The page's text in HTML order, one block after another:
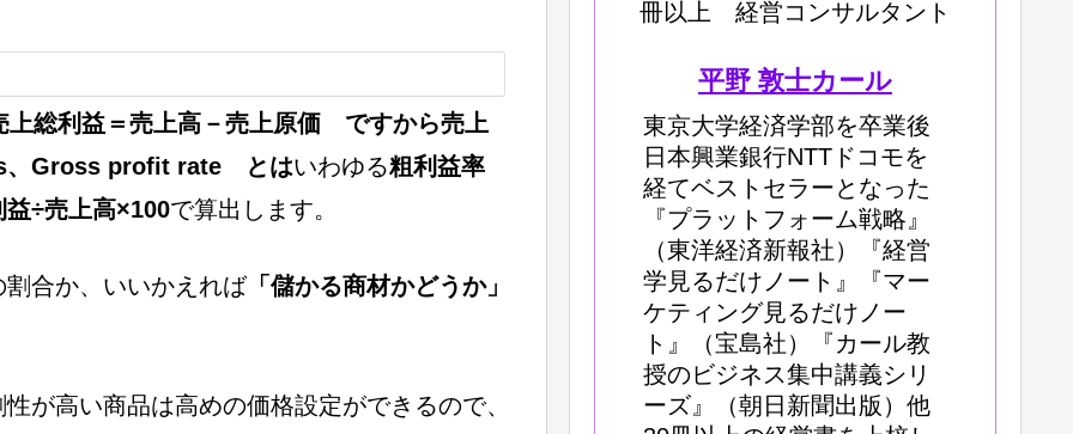
総利益＝売上高－売上原価 ですから売上
、Gross profit rate とはいわゆる粗利益率
益÷売上高×100で算出します。
合か、いいかえれば「儲かる商材かどうか」
が高い商品は高めの価格設定ができるので、
冊以上 経営コンサルタント
平野 敦士カール
東京大学経済学部を卒業後
日本興業銀行NTTドコモを
経てベストセラーとなった
『プラットフォーム戦略』
（東洋経済新報社）『経営
学見るだけノート』『マー
ケティング見るだけノー
ト』（宝島社）『カール教
授のビジネス集中講義シリ
ーズ』（朝日新聞出版）他